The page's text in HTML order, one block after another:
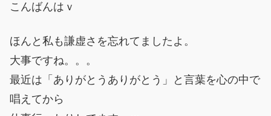
こんばんはｖ
ほんと私も謙虚さを忘れてましたよ。
大事ですね。。。
最近は「ありがとうありがとう」と言葉を心の中で
唱えてから